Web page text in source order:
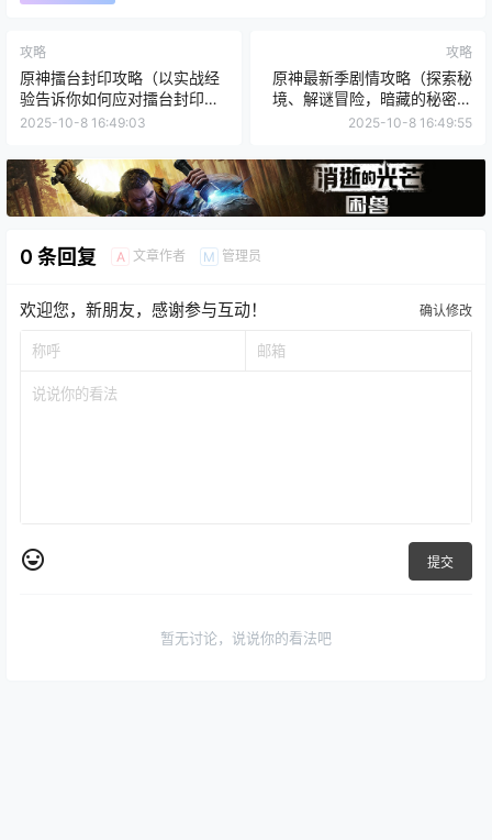
攻略
原神擂台封印攻略（以实战经
验告诉你如何应对擂台封印，
让你在战斗中立于不败之地）
2025-10-8 16:49:03
攻略
原神最新季剧情攻略（探索秘
境、解谜冒险，暗藏的秘密将
会揭开！）
2025-10-8 16:49:55
0 条回复 A 文章作者 M 管理员
欢迎您，新朋友，感谢参与互动！ 确认修改
提交
暂无讨论，说说你的看法吧